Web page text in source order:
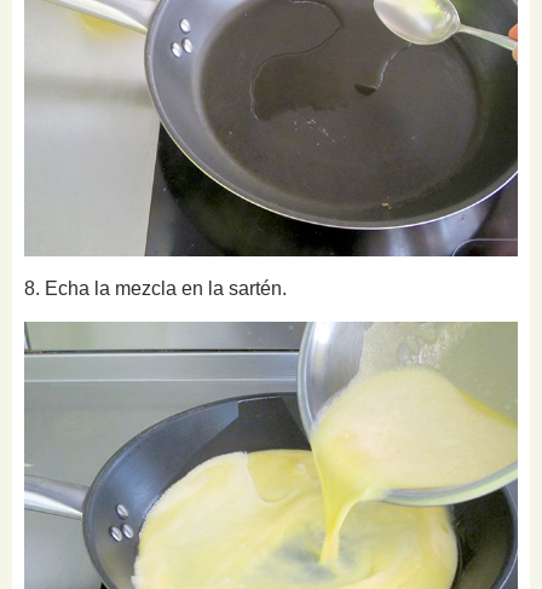
8. Echa la mezcla en la sartén.